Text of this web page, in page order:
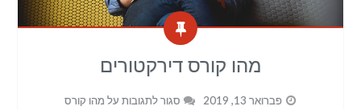
מהו קורס דירקטורים
פברואר 13, 2019 סגור לתגובות על מהו קורס